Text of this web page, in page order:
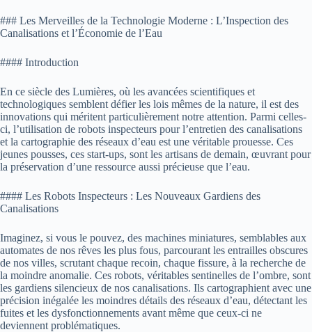
### Les Merveilles de la Technologie Moderne : L’Inspection des
Canalisations et l’Économie de l’Eau
#### Introduction
En ce siècle des Lumières, où les avancées scientifiques et
technologiques semblent défier les lois mêmes de la nature, il est des
innovations qui méritent particulièrement notre attention. Parmi celles-
ci, l’utilisation de robots inspecteurs pour l’entretien des canalisations
et la cartographie des réseaux d’eau est une véritable prouesse. Ces
jeunes pousses, ces start-ups, sont les artisans de demain, œuvrant pour
la préservation d’une ressource aussi précieuse que l’eau.
#### Les Robots Inspecteurs : Les Nouveaux Gardiens des
Canalisations
Imaginez, si vous le pouvez, des machines miniatures, semblables aux
automates de nos rêves les plus fous, parcourant les entrailles obscures
de nos villes, scrutant chaque recoin, chaque fissure, à la recherche de
la moindre anomalie. Ces robots, véritables sentinelles de l’ombre, sont
les gardiens silencieux de nos canalisations. Ils cartographient avec une
précision inégalée les moindres détails des réseaux d’eau, détectant les
fuites et les dysfonctionnements avant même que ceux-ci ne
deviennent problématiques.